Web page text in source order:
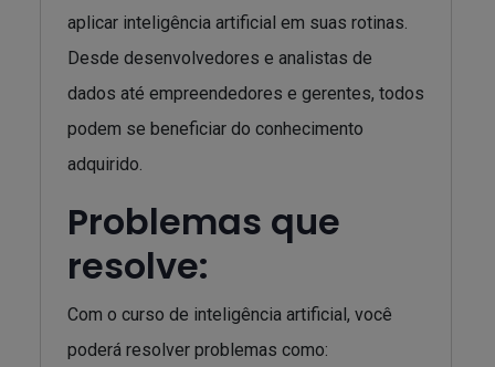
aplicar inteligência artificial em suas rotinas.
Desde desenvolvedores e analistas de
dados até empreendedores e gerentes, todos
podem se beneficiar do conhecimento
adquirido.
Problemas que
resolve:
Com o curso de inteligência artificial, você
poderá resolver problemas como: